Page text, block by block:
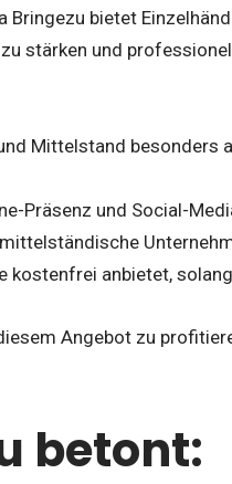
bietet
stärken und
Mittelstand besonders
Präsenz und Social-
kostenfrei anbietet,
Angebot zu
betont: